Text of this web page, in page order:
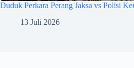
Duduk Perkara Perang Jaksa vs Polisi
13 Juli 2026